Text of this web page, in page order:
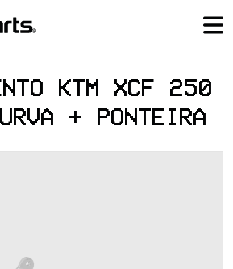
KTM XCF 250
+ PONTEIRA